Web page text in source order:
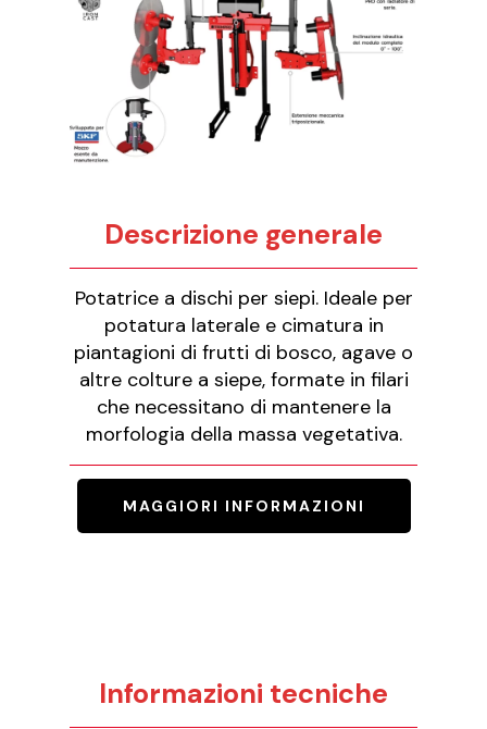
Descrizione generale
Potatrice a dischi per siepi. Ideale per
potatura laterale e cimatura in
piantagioni di frutti di bosco, agave o
altre colture a siepe, formate in filari
che necessitano di mantenere la
morfologia della massa vegetativa.
MAGGIORI INFORMAZIONI
Informazioni tecniche